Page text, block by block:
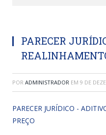
PARECER
POR ADMINISTRADOR EM 9 DE
PARECER JURÍDICO -
PREÇO